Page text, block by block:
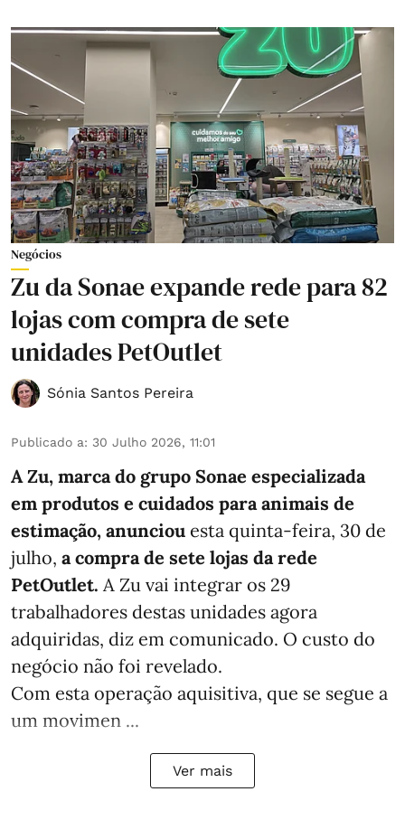
Negócios
Zu da Sonae expande rede para 82
lojas com compra de sete
unidades PetOutlet
Sónia Santos Pereira
Publicado a: 30 Julho 2026, 11:01
A Zu, marca do grupo Sonae especializada
em produtos e cuidados para animais de
estimação, anunciou esta quinta-feira, 30 de
julho, a compra de sete lojas da rede
PetOutlet. A Zu vai integrar os 29
trabalhadores destas unidades agora
adquiridas, diz em comunicado. O custo do
negócio não foi revelado.
Com esta operação aquisitiva, que se segue a
um movimen ...
Ver mais